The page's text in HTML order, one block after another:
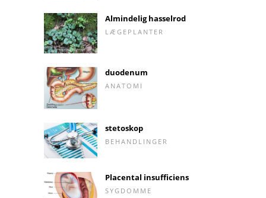
Almindelig hasselrod
LÆGEPLANTER
duodenum
ANATOMI
stetoskop
BEHANDLINGER
Placental insufficiens
SYGDOMME